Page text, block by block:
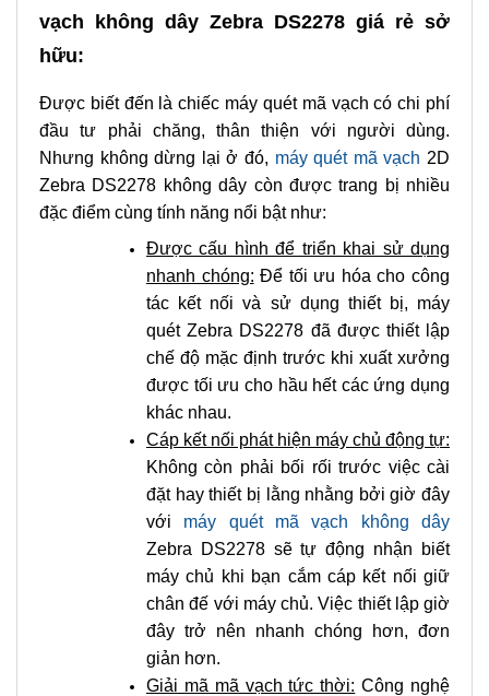
vạch không dây Zebra DS2278 giá rẻ sở
hữu:
Được biết đến là chiếc máy quét mã vạch có chi phí
đầu tư phải chăng, thân thiện với người dùng.
Nhưng không dừng lại ở đó, máy quét mã vạch 2D
Zebra DS2278 không dây còn được trang bị nhiều
đặc điểm cùng tính năng nổi bật như:
Được cấu hình để triển khai sử dụng
nhanh chóng: Để tối ưu hóa cho công
tác kết nối và sử dụng thiết bị, máy
quét Zebra DS2278 đã được thiết lập
chế độ mặc định trước khi xuất xưởng
được tối ưu cho hầu hết các ứng dụng
khác nhau.
Cáp kết nối phát hiện máy chủ động tự:
Không còn phải bối rối trước việc cài
đặt hay thiết bị lằng nhằng bởi giờ đây
với máy quét mã vạch không dây
Zebra DS2278 sẽ tự động nhận biết
máy chủ khi bạn cắm cáp kết nối giữ
chân đế với máy chủ. Việc thiết lập giờ
đây trở nên nhanh chóng hơn, đơn
giản hơn.
Giải mã mã vạch tức thời: Công nghệ